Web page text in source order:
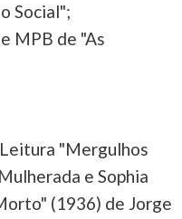
Social";
MPB de "As
"Mergulhos
e Sophia
(1936) de Jorge